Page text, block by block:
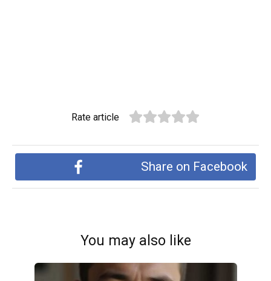
Rate article
Share on Facebook
You may also like